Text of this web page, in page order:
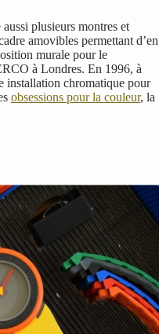
plusieurs montres et
amovibles permettant d’en
murale pour le
à Londres. En 1996, à
installation chromatique pour
obsessions pour la couleur, la